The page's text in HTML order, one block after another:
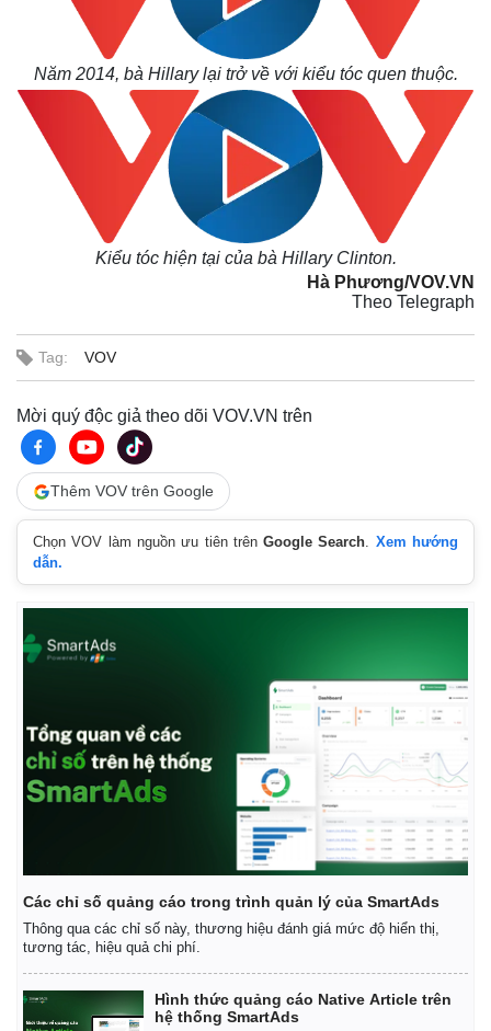
Năm 2014, bà Hillary lại trở về với kiểu tóc quen thuộc.
Kiểu tóc hiện tại của bà Hillary Clinton.
Hà Phương/VOV.VN
Theo Telegraph
Tag: VOV
Mời quý độc giả theo dõi VOV.VN trên
Thêm VOV trên Google
Chọn VOV làm nguồn ưu tiên trênGoogle Search. Xem hướng
dẫn.
Các chỉ số quảng cáo trong trình quản lý của SmartAds
Thông qua các chỉ số này, thương hiệu đánh giá mức độ hiển thị,
tương tác, hiệu quả chi phí.
Hình thức quảng cáo Native Article trên
hệ thống SmartAds